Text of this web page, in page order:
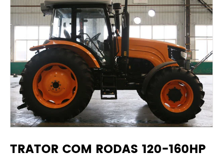
TRATOR COM RODAS 120-160HP